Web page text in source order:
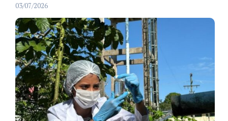
03/07/2026